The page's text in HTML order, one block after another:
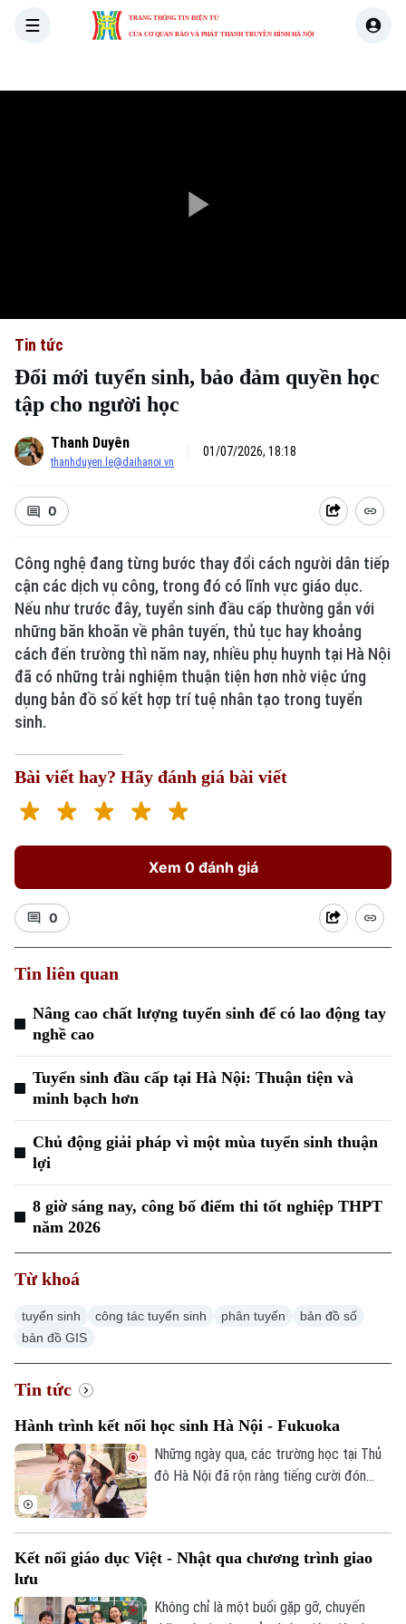
TRANG THÔNG TIN ĐIỆN TỬ
CỦA CƠ QUAN BÁO VÀ PHÁT THANH TRUYỀN HÌNH HÀ NỘI
Xu hướng
Tin tức
Đổi mới tuyển sinh, bảo đảm quyền học
tập cho người học
Thanh Duyên
thanhduyen.le@daihanoi.vn
01/07/2026, 18:18
0
Công nghệ đang từng bước thay đổi cách người dân tiếp
cận các dịch vụ công, trong đó có lĩnh vực giáo dục.
Nếu như trước đây, tuyển sinh đầu cấp thường gắn với
những băn khoăn về phân tuyến, thủ tục hay khoảng
cách đến trường thì năm nay, nhiều phụ huynh tại Hà Nội
đã có những trải nghiệm thuận tiện hơn nhờ việc ứng
dụng bản đồ số kết hợp trí tuệ nhân tạo trong tuyển
sinh.
Bài viết hay? Hãy đánh giá bài viết
Xem 0 đánh giá
0
Tin liên quan
Nâng cao chất lượng tuyển sinh để có lao động tay
nghề cao
Tuyển sinh đầu cấp tại Hà Nội: Thuận tiện và
minh bạch hơn
Chủ động giải pháp vì một mùa tuyển sinh thuận
lợi
8 giờ sáng nay, công bố điểm thi tốt nghiệp THPT
năm 2026
Từ khoá
tuyển sinh công tác tuyển sinh phân tuyến
bản đồ số
bản đồ GIS
Tin tức
Hành trình kết nối học sinh Hà Nội - Fukuoka
Những ngày qua, các trường học tại Thủ
đô Hà Nội đã rộn ràng tiếng cười đón
tình bạn xuyên biên giới được mở ra đã
nghị Hà Nội - Fukuoka.
Kết nối giáo dục Việt - Nhật qua chương trình giao
lưu
Không chỉ là một buổi gặp gỡ, chuyến